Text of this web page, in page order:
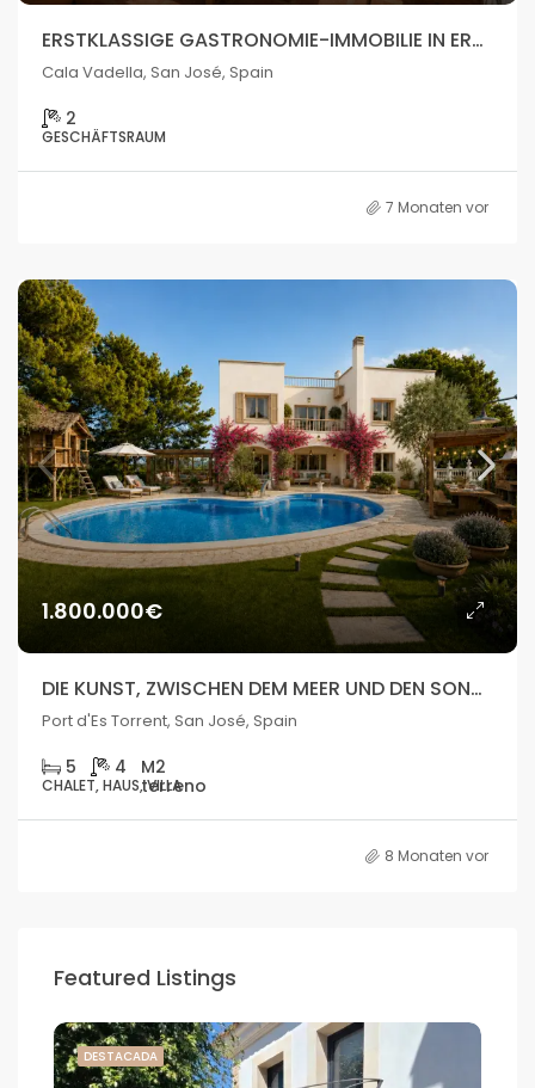
ERSTKLASSIGE GASTRONOMIE-IMMOBILIE IN ERSTER STRANDLINIE VON CALA VADELLA
Cala Vadella, San José, Spain
2
GESCHÄFTSRAUM
7 Monaten vor
1.800.000€
DIE KUNST, ZWISCHEN DEM MEER UND DEN SONNENUNTERGÄNGEN IBIZAS ZU LEBEN
Port d'Es Torrent, San José, Spain
5 4
CHALET, HAUS, VILLA
8 Monaten vor
Featured Listings
DESTACADA